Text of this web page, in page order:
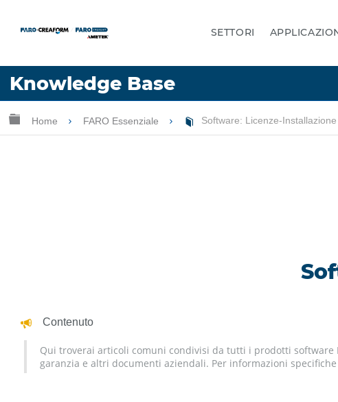
SETTORI
Knowledge Base
Lingua
Ingrandisci/riduci gerarchia globale
Home FARO Essenziale Software: Licenze-Installazione
Contenuto
Qui troverai articoli comuni condivisi da tutti i prodotti software
garanzia e altri documenti aziendali. Per informazioni